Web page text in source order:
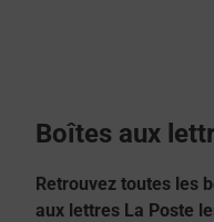
Boîtes aux
Retrouvez toutes les
aux lettres La Poste